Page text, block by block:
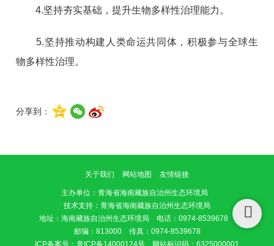
4.坚持夯实基础，提升生物多样性治理能力。
5.坚持推动构建人类命运共同体，积极参与全球生
物多样性治理。
分享到：
关于我们 网站地图 友情链接
主办单位 ：青海省海南藏族自治州生态环境局
技术支持：青海省海南藏族自治州生态环境局
地址：海南藏族自治州生态环境局 电话：0974-8539678
邮编：813000 传真：0974-8539678
ICP备案号： 青ICP备14000124号 网站标识码：6325000001